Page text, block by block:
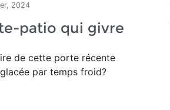
2024
patio qui givre
de cette porte récente
par temps froid?